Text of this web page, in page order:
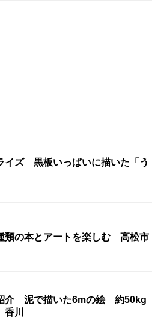
イズ 黒板いっぱいに描いた「う
類の本とアートを楽しむ 高松市
介 泥で描いた6mの絵 約50kg
川